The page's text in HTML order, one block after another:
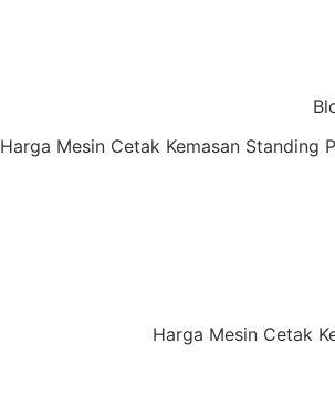
Harga Mesin Cetak Kemasan Standing